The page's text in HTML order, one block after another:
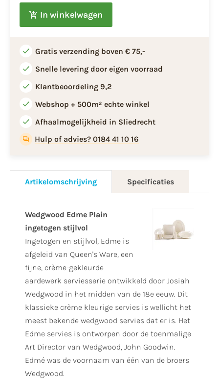
In winkelwagen
Gratis verzending boven € 75,-
Snelle levering door eigen voorraad
Klantbeoordeling 9,2
Webshop + 500m² echte winkel
Afhaalmogelijkheid in Sliedrecht
Hulp of advies? 0184 41 10 16
Artikelomschrijving Specificaties
Wedgwood Edme Plain
ingetogen stijlvol
Ingetogen en stijlvol, Edme is
afgeleid van Queen's Ware, een
fijne, crème-gekleurde
aardewerk serviesserie ontwikkeld door Josiah
Wedgwood in het midden van de 18e eeuw. Dit
klassieke crème kleurige servies is wellicht het
meest bekende wedgwood servies dat er is. Het
Edme servies is ontworpen door de toenmalige
Art Director van Wedgwood, John Goodwin.
Edmé was de voornaam van één van de broers
Wedgwood.